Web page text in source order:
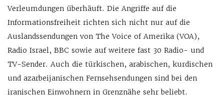
Verleumdungen überhäuft. Die Angriffe auf die
Informationsfreiheit richten sich nicht nur auf die
Auslandssendungen von The Voice of Amerika (VOA),
Radio Israel, BBC sowie auf weitere fast 30 Radio- und
TV-Sender. Auch die türkischen, arabischen, kurdischen
und azarbeijanischen Fernsehsendungen sind bei den
iranischen Einwohnern in Grenznähe sehr beliebt.